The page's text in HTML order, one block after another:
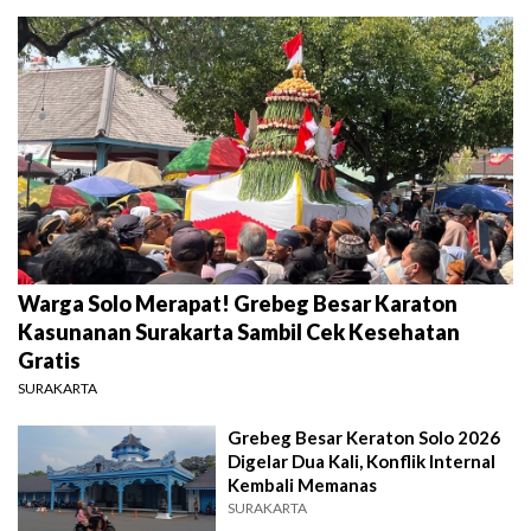
Warga Solo Merapat! Grebeg Besar Karaton
Kasunanan Surakarta Sambil Cek Kesehatan
Gratis
SURAKARTA
Grebeg Besar Keraton Solo 2026
Digelar Dua Kali, Konflik Internal
Kembali Memanas
SURAKARTA